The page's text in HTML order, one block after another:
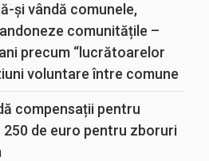
și vândă comunele,
comunitățile –
precum “lucrătoarelor
voluntare între comune
compensații pentru
de euro pentru zboruri